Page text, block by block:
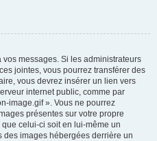
messages. Si les administrateurs
jointes, vous pourrez transférer des
vous devrez insérer un lien vers
internet public, comme par
image.gif ». Vous ne pourrez
présentes sur votre propre
celui-ci soit en lui-même un
des images hébergées derrière un